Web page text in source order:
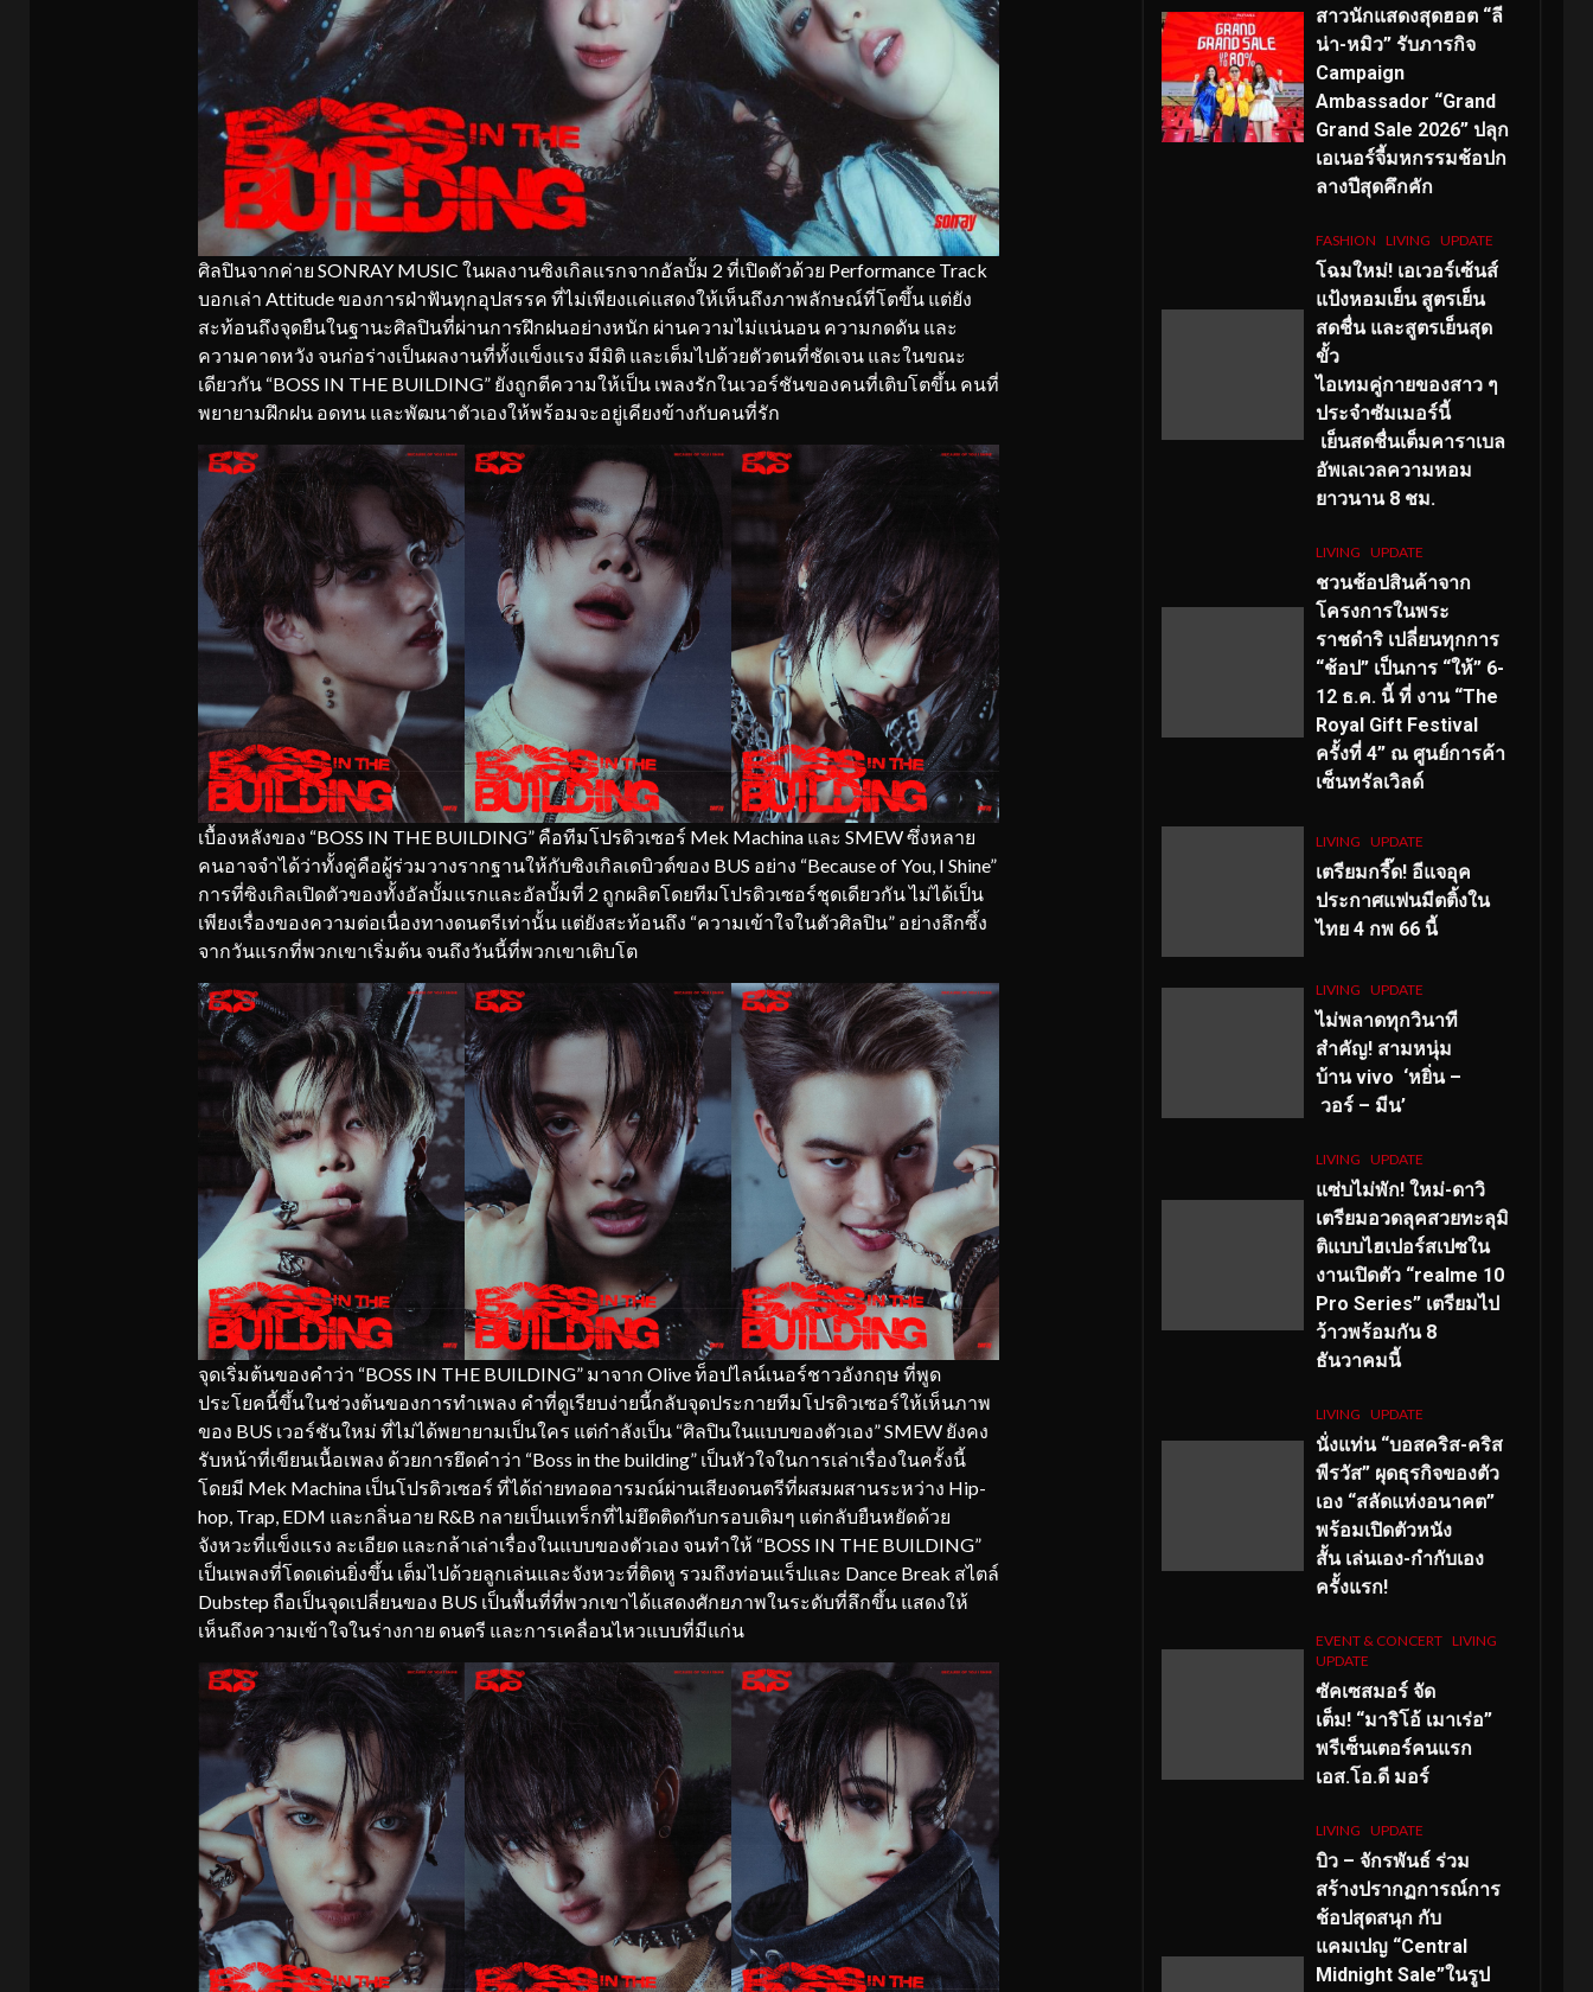
ศิลปินจากค่าย SONRAY MUSIC ในผลงานซิงเกิลแรกจากอัลบั้ม 2 ที่เปิดตัวด้วย Performance Track
บอกเล่า Attitude ของการฝ่าฟันทุกอุปสรรค ที่ไม่เพียงแค่แสดงให้เห็นถึงภาพลักษณ์ที่โตขึ้น แต่ยัง
สะท้อนถึงจุดยืนในฐานะศิลปินที่ผ่านการฝึกฝนอย่างหนัก ผ่านความไม่แน่นอน ความกดดัน และ
ความคาดหวัง จนก่อร่างเป็นผลงานที่ทั้งแข็งแรง มีมิติ และเต็มไปด้วยตัวตนที่ชัดเจน และในขณะ
เดียวกัน “BOSS IN THE BUILDING” ยังถูกตีความให้เป็น เพลงรักในเวอร์ชันของคนที่เติบโตขึ้น คนที่
พยายามฝึกฝน อดทน และพัฒนาตัวเองให้พร้อมจะอยู่เคียงข้างกับคนที่รัก
เบื้องหลังของ “BOSS IN THE BUILDING” คือทีมโปรดิวเซอร์ Mek Machina และ SMEW ซึ่งหลาย
คนอาจจำได้ว่าทั้งคู่คือผู้ร่วมวางรากฐานให้กับซิงเกิลเดบิวต์ของ BUS อย่าง “Because of You, I Shine”
การที่ซิงเกิลเปิดตัวของทั้งอัลบั้มแรกและอัลบั้มที่ 2 ถูกผลิตโดยทีมโปรดิวเซอร์ชุดเดียวกัน ไม่ได้เป็น
เพียงเรื่องของความต่อเนื่องทางดนตรีเท่านั้น แต่ยังสะท้อนถึง “ความเข้าใจในตัวศิลปิน” อย่างลึกซึ้ง
จากวันแรกที่พวกเขาเริ่มต้น จนถึงวันนี้ที่พวกเขาเติบโต
จุดเริ่มต้นของคำว่า “BOSS IN THE BUILDING” มาจาก Olive ท็อปไลน์เนอร์ชาวอังกฤษ ที่พูด
ประโยคนี้ขึ้นในช่วงต้นของการทำเพลง คำที่ดูเรียบง่ายนี้กลับจุดประกายทีมโปรดิวเซอร์ให้เห็นภาพ
ของ BUS เวอร์ชันใหม่ ที่ไม่ได้พยายามเป็นใคร แต่กำลังเป็น “ศิลปินในแบบของตัวเอง” SMEW ยังคง
รับหน้าที่เขียนเนื้อเพลง ด้วยการยึดคำว่า “Boss in the building” เป็นหัวใจในการเล่าเรื่องในครั้งนี้
โดยมี Mek Machina เป็นโปรดิวเซอร์ ที่ได้ถ่ายทอดอารมณ์ผ่านเสียงดนตรีที่ผสมผสานระหว่าง Hip-
hop, Trap, EDM และกลิ่นอาย R&B กลายเป็นแทร็กที่ไม่ยึดติดกับกรอบเดิมๆ แต่กลับยืนหยัดด้วย
จังหวะที่แข็งแรง ละเอียด และกล้าเล่าเรื่องในแบบของตัวเอง จนทำให้ “BOSS IN THE BUILDING”
เป็นเพลงที่โดดเด่นยิ่งขึ้น เต็มไปด้วยลูกเล่นและจังหวะที่ติดหู รวมถึงท่อนแร็ปและ Dance Break สไตล์
Dubstep ถือเป็นจุดเปลี่ยนของ BUS เป็นพื้นที่ที่พวกเขาได้แสดงศักยภาพในระดับที่ลึกขึ้น แสดงให้
เห็นถึงความเข้าใจในร่างกาย ดนตรี และการเคลื่อนไหวแบบที่มีแก่น
สาวนักแสดงสุดฮอต “ลี
น่า-หมิว” รับภารกิจ
Campaign
Ambassador “Grand
Grand Sale 2026” ปลุก
เอเนอร์จี้มหกรรมช้อปก
ลางปีสุดคึกคัก
FASHION LIVING UPDATE
โฉมใหม่! เอเวอร์เซ้นส์
แป้งหอมเย็น สูตรเย็น
สดชื่น และสูตรเย็นสุด
ขั้ว
ไอเทมคู่กายของสาว ๆ
ประจำซัมเมอร์นี้
เย็นสดชื่นเต็มคาราเบล
อัพเลเวลความหอม
ยาวนาน 8 ชม.
LIVING UPDATE
ชวนช้อปสินค้าจาก
โครงการในพระ
ราชดำริ เปลี่ยนทุกการ
“ช้อป” เป็นการ “ให้” 6-
12 ธ.ค. นี้ ที่ งาน “The
Royal Gift Festival
ครั้งที่ 4” ณ ศูนย์การค้า
เซ็นทรัลเวิลด์
LIVING UPDATE
เตรียมกรี๊ด! อีแจอุค
ประกาศแฟนมีตติ้งใน
ไทย 4 กพ 66 นี้
LIVING UPDATE
ไม่พลาดทุกวินาที
สำคัญ! สามหนุ่ม
บ้าน vivo ‘หยิ่น –
วอร์ – มีน’
LIVING UPDATE
แซ่บไม่พัก! ใหม่-ดาวิ
เตรียมอวดลุคสวยทะลุมิ
ติแบบไฮเปอร์สเปซใน
งานเปิดตัว “realme 10
Pro Series” เตรียมไป
ว้าวพร้อมกัน 8
ธันวาคมนี้
LIVING UPDATE
นั่งแท่น “บอสคริส-คริส
พีรวัส” ผุดธุรกิจของตัว
เอง “สลัดแห่งอนาคต”
พร้อมเปิดตัวหนัง
สั้น เล่นเอง-กำกับเอง
ครั้งแรก!
EVENT & CONCERT LIVING
UPDATE
ซัคเซสมอร์ จัด
เต็ม! “มาริโอ้ เมาเร่อ”
พรีเซ็นเตอร์คนแรก
เอส.โอ.ดี มอร์
LIVING UPDATE
บิว – จักรพันธ์ ร่วม
สร้างปรากฏการณ์การ
ช้อปสุดสนุก กับ
แคมเปญ “Central
Midnight Sale”ในรูป